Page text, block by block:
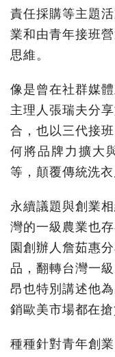
責任採購等主題
業和由青年接班
思維。
像是曾在社群媒
主理人張瑞夫分
合，也以三代接
何將品牌力擴大
等，顛覆傳統洗衣
永續議題與創業
灣的一級農業也
園創辦人詹茹惠
品，翻轉台灣一
昂也特別講述他
銷歐美市場都在搶
種種針對青年創